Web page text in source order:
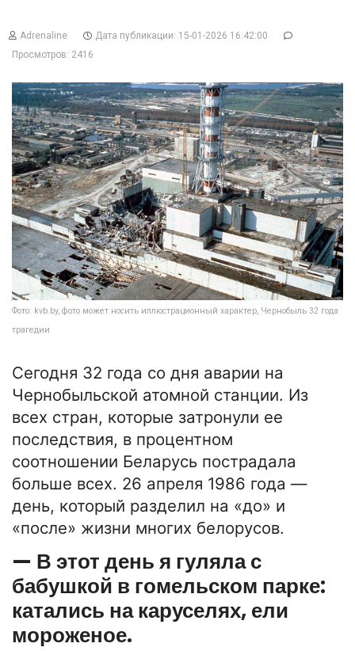
Adrenaline
Дата публикации: 15-01-2026 16:42:00
Просмотров: 2416
Фото: kvb.by, фото может носить иллюстрационный характер, Чернобыль 32 года
трагедии
Сегодня 32 года со дня аварии на
Чернобыльской атомной станции. Из
всех стран, которые затронули ее
последствия, в процентном
соотношении Беларусь пострадала
больше всех. 26 апреля 1986 года —
день, который разделил на «до» и
«после» жизни многих белорусов.
— В этот день я гуляла с
бабушкой в гомельском парке:
катались на каруселях, ели
мороженое.